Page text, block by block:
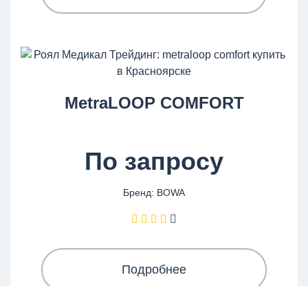
MetraLOOP COMFORT
По запросу
Бренд: BOWA
Подробнее